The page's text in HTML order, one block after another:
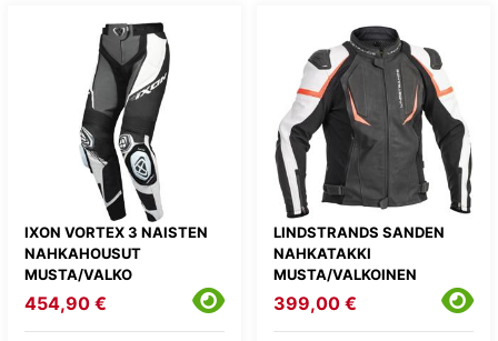
IXON VORTEX 3 NAISTEN
NAHKAHOUSUT
MUSTA/VALKO
454,90 €
LINDSTRANDS SANDEN
NAHKATAKKI
MUSTA/VALKOINEN
399,00 €